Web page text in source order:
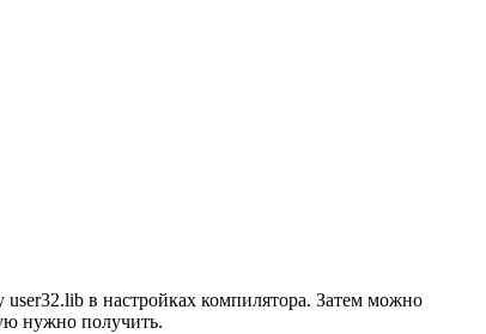
в настройках компилятора. Затем можно
нужно получить.